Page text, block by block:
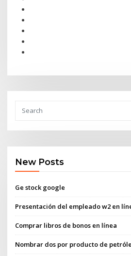
New Posts
Ge stock google
Presentación del empleado w2 en
Comprar libros de bonos en línea
Nombrar dos por producto de